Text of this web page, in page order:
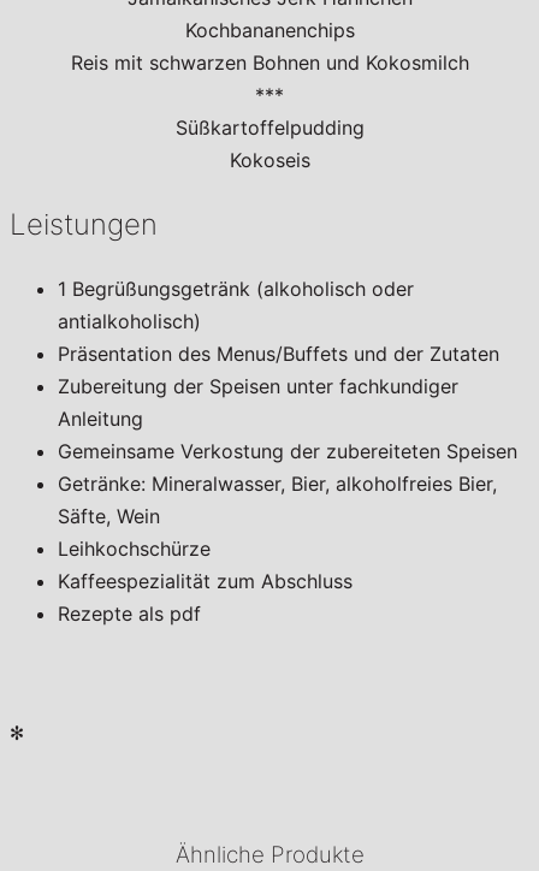
Kochbananenchips
Reis mit schwarzen Bohnen und Kokosmilch
***
Süßkartoffelpudding
Kokoseis
Leistungen
1 Begrüßungsgetränk (alkoholisch oder
antialkoholisch)
Präsentation des Menus/Buffets und der Zutaten
Zubereitung der Speisen unter fachkundiger
Anleitung
Gemeinsame Verkostung der zubereiteten Speisen
Getränke: Mineralwasser, Bier, alkoholfreies Bier,
Säfte, Wein
Leihkochschürze
Kaffeespezialität zum Abschluss
Rezepte als pdf
✻
Ähnliche Produkte